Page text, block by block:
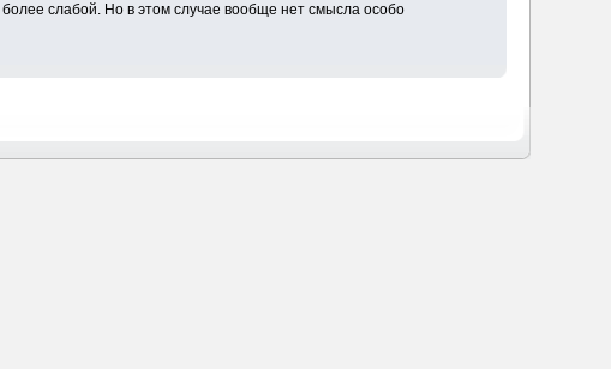
более слабой. Но в этом случае вообще нет смысла особо